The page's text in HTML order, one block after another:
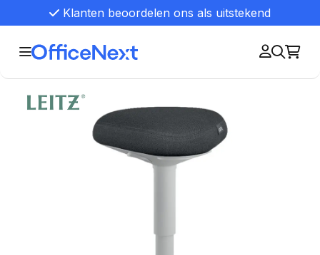
Klanten beoordelen ons als uitstekend